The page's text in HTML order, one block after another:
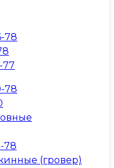
78
77
78
78
(гровер)